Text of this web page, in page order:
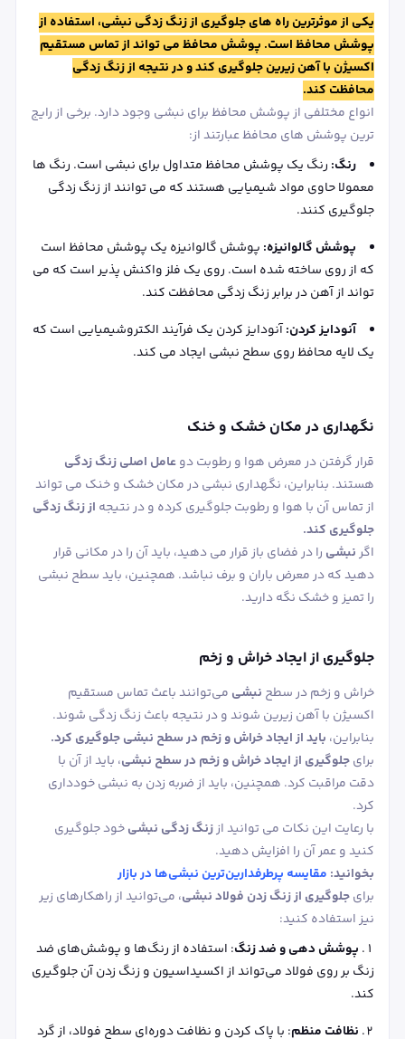
یکی از موثرترین راه های جلوگیری از زنگ زدگی نبشی، استفاده از
پوشش محافظ است. پوشش محافظ می تواند از تماس مستقیم
اکسیژن با آهن زیرین جلوگیری کند و در نتیجه از زنگ زدگی
محافظت کند.
انواع مختلفی از پوشش محافظ برای نبشی وجود دارد. برخی از رایج
ترین پوشش های محافظ عبارتند از:
رنگ: رنگ یک پوشش محافظ متداول برای نبشی است. رنگ ها
معمولا حاوی مواد شیمیایی هستند که می توانند از زنگ زدگی
جلوگیری کنند.
پوشش گالوانیزه: پوشش گالوانیزه یک پوشش محافظ است
که از روی ساخته شده است. روی یک فلز واکنش پذیر است که می
تواند از آهن در برابر زنگ زدگی محافظت کند.
آنودایز کردن:آنودایز کردن یک فرآیند الکتروشیمیایی است که
یک لایه محافظ روی سطح نبشی ایجاد می کند.
نگهداری در مکان خشک و خنک
قرار گرفتن در معرض هوا و رطوبت دوعامل اصلی زنگ زدگی
هستند. بنابراین، نگهداری نبشی در مکان خشک و خنک می تواند
از تماس آن با هوا و رطوبت جلوگیری کرده و در نتیجه از زنگ زدگی
جلوگیری کند.
اگرنبشی را در فضای باز قرار می دهید، باید آن را در مکانی قرار
دهید که در معرض باران و برف نباشد. همچنین، باید سطح نبشی
را تمیز و خشک نگه دارید.
جلوگیری از ایجاد خراش و زخم
خراش و زخم در سطح نبشی می‌توانند باعث تماس مستقیم
اکسیژن با آهن زیرین شوند و در نتیجه باعث زنگ زدگی شوند.
بنابراین، باید از ایجاد خراش و زخم در سطح نبشی جلوگیری کرد.
برایجلوگیری از ایجاد خراش و زخم در سطح نبشی، باید از آن با
دقت مراقبت کرد. همچنین، باید از ضربه زدن به نبشی خودداری
کرد.
با رعایت این نکات می توانید اززنگ زدگی نبشیخود جلوگیری
کنید و عمر آن را افزایش دهید.
بخوانید: مقایسه پرطرفدارین‌ترین نبشی‌ها در بازار
برایجلوگیری از زنگ زدن فولاد نبشی، می‌توانید از راهکارهای زیر
نیز استفاده کنید:
پوشش ‌دهی و ضد زنگ: استفاده از رنگ‌ها و پوشش‌های ضد
زنگ بر روی فولاد می‌تواند از اکسیداسیون و زنگ زدن آن جلوگیری
کند.
نظافت منظم: با پاک کردن و نظافت دوره‌ای سطح فولاد، از گرد